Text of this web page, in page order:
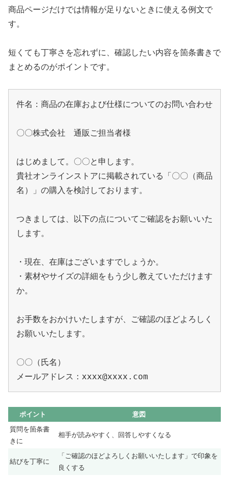
商品ページだけでは情報が足りないときに使える例文で
す。
短くても丁寧さを忘れずに、確認したい内容を箇条書きで
まとめるのがポイントです。
件名：商品の在庫および仕様についてのお問い合わせ
〇〇株式会社　通販ご担当者様
はじめまして。〇〇と申します。
貴社オンラインストアに掲載されている「〇〇（商品
名）」の購入を検討しております。
つきましては、以下の点についてご確認をお願いいた
します。
・現在、在庫はございますでしょうか。
・素材やサイズの詳細をもう少し教えていただけます
か。
お手数をおかけいたしますが、ご確認のほどよろしく
お願いいたします。
〇〇（氏名）
ポイント
意図
質問を箇条書
きに
相手が読みやすく、回答しやすくなる
結びを丁寧に
「ご確認のほどよろしくお願いいたします」で印象を
良くする